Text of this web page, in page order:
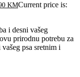
KMCurrent price is:
i desni vašeg
prirodnu potrebu za
psa sretnim i